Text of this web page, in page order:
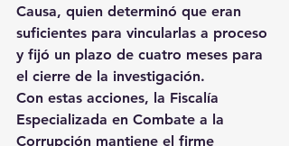
Causa, quien determinó que eran
suficientes para vincularlas a proceso
y fijó un plazo de cuatro meses para
el cierre de la investigación.
Con estas acciones, la Fiscalía
Especializada en Combate a la
Corrupción mantiene el firme